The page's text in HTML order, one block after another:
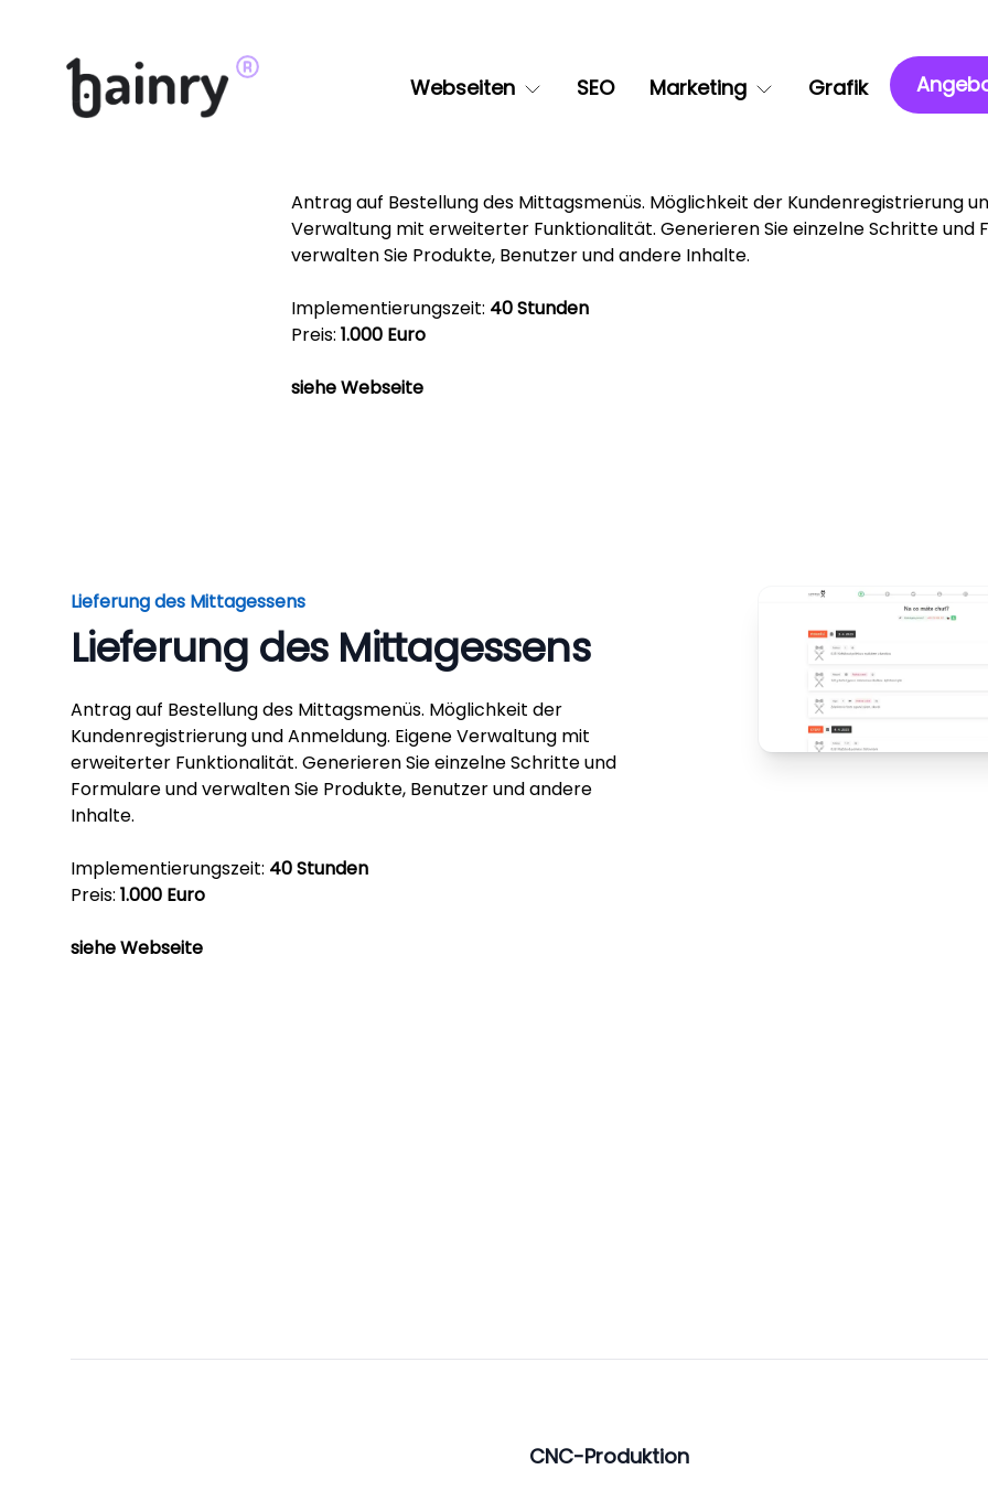
Webseiten SEO Marketing Grafik
Antrag auf Bestellung des Mittagsmenüs. Möglichkeit der Kundenregistrierung
Verwaltung mit erweiterter Funktionalität. Generieren Sie einzelne Schritte und
verwalten Sie Produkte, Benutzer und andere Inhalte.
Implementierungszeit: 40 Stunden
Preis: 1.000 Euro
siehe Webseite
Lieferung des Mittagessens
Lieferung des Mittagessens
Antrag auf Bestellung des Mittagsmenüs. Möglichkeit der
Kundenregistrierung und Anmeldung. Eigene Verwaltung mit
erweiterter Funktionalität. Generieren Sie einzelne Schritte und
Formulare und verwalten Sie Produkte, Benutzer und andere
Inhalte.
Implementierungszeit: 40 Stunden
Preis: 1.000 Euro
siehe Webseite
CNC-Produktion